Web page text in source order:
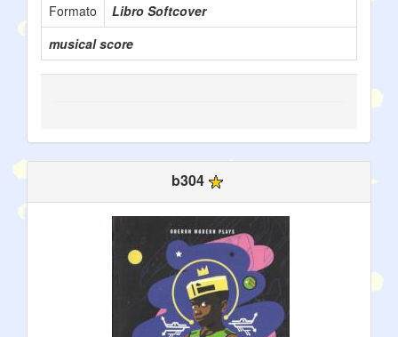
Formato
Libro Softcover
musical score
b304